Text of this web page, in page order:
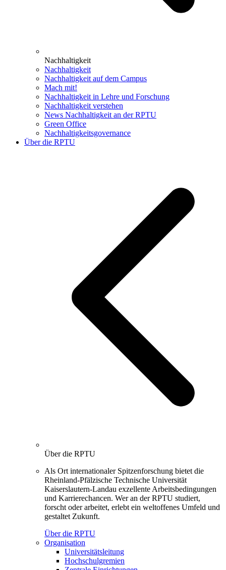
Nachhaltigkeit
Nachhaltigkeit
Nachhaltigkeit auf dem Campus
Mach mit!
Nachhaltigkeit in Lehre und Forschung
Nachhaltigkeit verstehen
News Nachhaltigkeit an der RPTU
Green Office
Nachhaltigkeitsgovernance
Über die RPTU
Über die RPTU
Als Ort internationaler Spitzenforschung bietet die
Rheinland-Pfälzische Technische Universität
Kaiserslautern-Landau exzellente Arbeitsbedingungen
und Karrierechancen. Wer an der RPTU studiert,
forscht oder arbeitet, erlebt ein weltoffenes Umfeld und
gestaltet Zukunft.
Über die RPTU
Organisation
Universitätsleitung
Hochschulgremien